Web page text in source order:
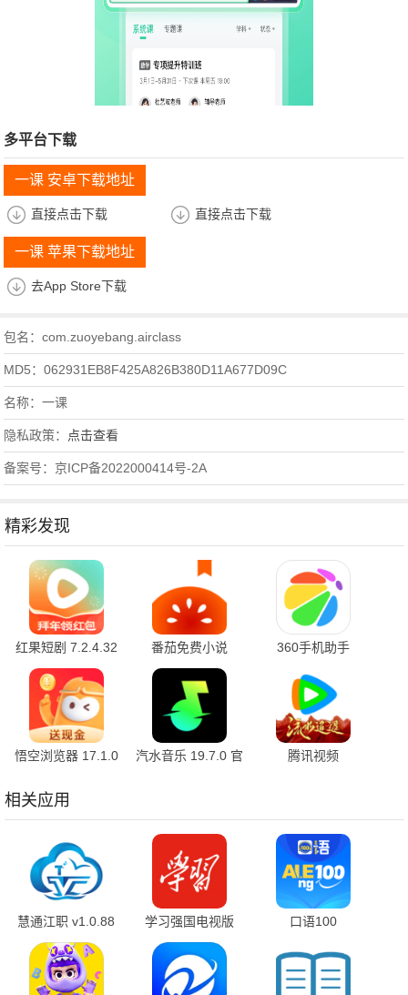
多平台下载
一课 安卓下载地址
直接点击下载 直接点击下载
一课 苹果下载地址
去App Store下载
包名：com.zuoyebang.airclass
MD5：062931EB8F425A826B380D11A677D09C
名称：一课
隐私政策： 点击查看
备案号：京ICP备2022000414号-2A
精彩发现
红果短剧 7.2.4.32
官方版
番茄免费小说
7.2.4.32 安卓版
360手机助手
悟空浏览器 17.1.0
汽水音乐 19.7.0 官
腾讯视频
相关应用
慧通江职 v1.0.88
最新版
学习强国电视版
2.72.0 最新版
口语100
版